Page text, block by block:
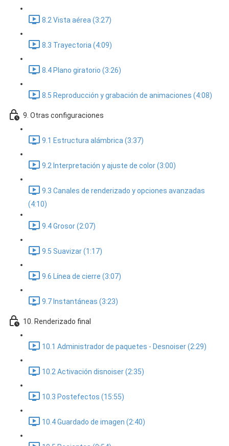
8.2 Vista aérea (3:27)
8.3 Trayectoria (4:09)
8.4 Plano giratorio (3:26)
8.5 Reproducción y grabación de animaciones (4:08)
9. Otras configuraciones
9.1 Estructura alámbrica (3:37)
9.2 Interpretación y ajuste de color (3:00)
9.3 Canales de renderizado y opciones avanzadas
(4:10)
9.4 Grosor (2:07)
9.5 Suavizar (1:17)
9.6 Línea de cierre (3:07)
9.7 Instantáneas (3:23)
10. Renderizado final
10.1 Administrador de paquetes - Desnoiser (2:29)
10.2 Activación disnoiser (2:35)
10.3 Postefectos (15:55)
10.4 Guardado de imagen (2:40)